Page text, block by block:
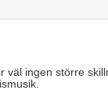
väl ingen större